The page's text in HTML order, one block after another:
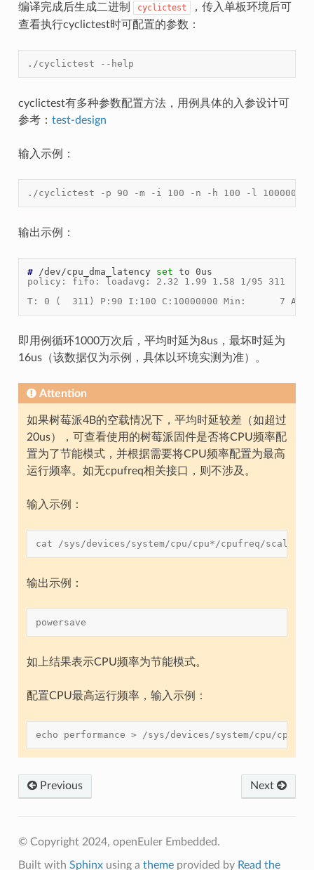
编译完成后生成二进制 cyclictest
，传入单板环境后可
查看执行cyclictest时可配置的参数：
./cyclictest --help
cyclictest有多种参数配置方法，用例具体的入参设计可
参考： test-design
输入示例：
./cyclictest -p 90 -m -i 100 -n -h 100 -l 10000000
输出示例：
# /dev/cpu_dma_latency set to
policy: fifo: loadavg: 2.32 1.99 1.58 1/95 311
T: 0 (  311) P:90 I:100 C:10000000 Min:      7
即用例循环1000万次后，平均时延为8us，最坏时延为
16us（该数据仅为示例，具体以环境实测为准）。
Attention
如果树莓派4B的空载情况下，平均时延较差（如超过
20us），可查看使用的树莓派固件是否将CPU频率配
置为了节能模式，并根据需要将CPU频率配置为最高
运行频率。如无cpufreq相关接口，则不涉及。
输入示例：
cat /sys/devices/system/cpu/cpu*/cpufreq/
输出示例：
powersave
如上结果表示CPU频率为节能模式。
配置CPU最高运行频率，输入示例：
echo performance > /sys/devices/system/cpu/cpu*/
Previous Next
© Copyright 2024, openEuler Embedded.
Built with Sphinxusing a themeprovided by Read the